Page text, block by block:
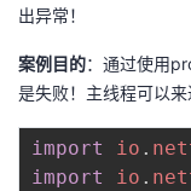
出异常！
案例目的：通过使用
是失败！主线程可以来
import io .
import
io .